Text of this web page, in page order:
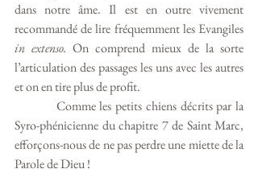
dans notre âme. Il est en outre vivement
in extenso. On comprend mieux de la sorte
l’articulation des passages les uns avec les autres
et on en tire plus de profit.
Syro-phénicienne du chapitre 7 de Saint Marc,
efforçons-nous de ne pas perdre une miette de la
Parole de Dieu !